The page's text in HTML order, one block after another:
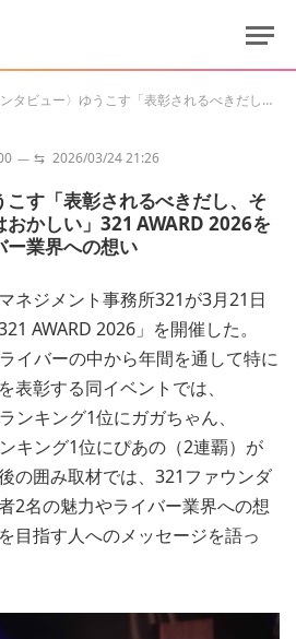
ー〉ゆうこす「表彰されるべきだし、その場を用意しないのはおかしい」321 AWARD 2026を終えて語った、ライバー業界への想い
⇆ 2026/03/24 21:26
こす「表彰されるべきだし、そ
かしい」321 AWARD 2026を
ー業界への想い
ネジメント事務所321が3月21日
AWARD 2026」を開催した。
イバーの中から年間を通して特に
表彰する同イベントでは、
ンキング1位にガガちゃん、
キング1位にぴあの（2連覇）が
の囲み取材では、321ファウンダ
2名の魅力やライバー業界への想
目指す人へのメッセージを語っ